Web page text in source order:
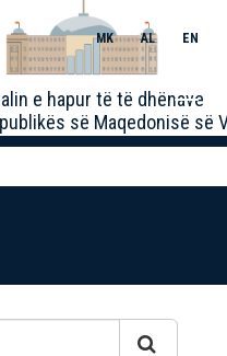
e hapur të të dhënave
së Maqedonisë së
MK AL EN
Toggle